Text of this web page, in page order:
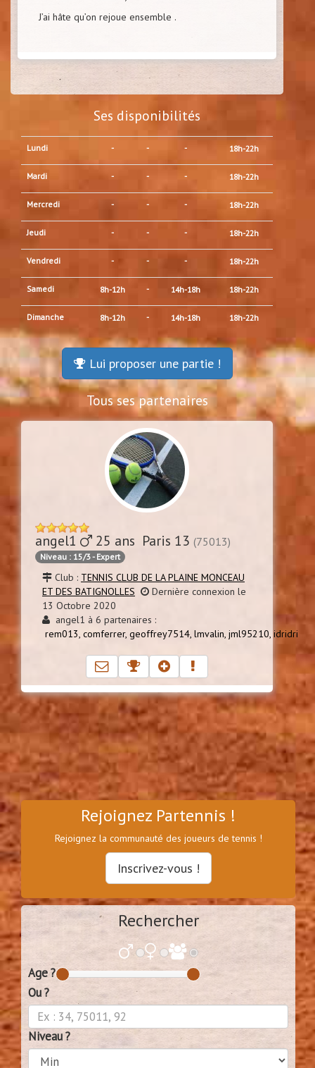
J’ai hâte qu’on rejoue ensemble .
Ses disponibilités
Lundi - - - 18h-22h
Mardi - - - 18h-22h
Mercredi - - - 18h-22h
Jeudi - - - 18h-22h
Vendredi - - - 18h-22h
Samedi 8h-12h - 14h-18h 18h-22h
Dimanche 8h-12h - 14h-18h 18h-22h
Lui proposer une partie !
Tous ses partenaires
angel1 25 ans Paris 13 (75013)
Niveau : 15/3 - Expert
Club : TENNIS CLUB DE LA PLAINE MONCEAU
ET DES BATIGNOLLES
Dernière connexion le
13 Octobre 2020
angel1 à 6 partenaires :
rem013, comferrer, geoffrey7514, lmvalin, jml95210, idridri
Rejoignez Partennis !
Rejoignez la communauté des joueurs de tennis !
Inscrivez-vous !
Rechercher
Age ?
Ou ?
Niveau ?